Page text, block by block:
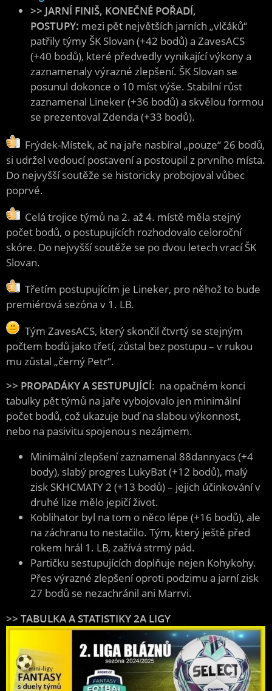
>> JARNÍ FINIŠ, KONEČNÉ POŘADÍ,
POSTUPY: mezi pět největších jarních „vlčáků“
patřily týmy ŠK Slovan (+42 bodů) a ZavesACS
(+40 bodů), které předvedly vynikající výkony a
zaznamenaly výrazné zlepšení. ŠK Slovan se
posunul dokonce o 10 míst výše. Stabilní růst
zaznamenal Lineker (+36 bodů) a skvělou formou
se prezentoval Zdenda (+33 bodů).
Frýdek-Místek, ač na jaře nasbíral „pouze“ 26 bodů,
si udržel vedoucí postavení a postoupil z prvního místa.
Do nejvyšší soutěže se historicky probojoval vůbec
poprvé.
Celá trojice týmů na 2. až 4. místě měla stejný
počet bodů, o postupujících rozhodovalo celoroční
skóre. Do nejvyšší soutěže se po dvou letech vrací ŠK
Slovan.
Třetím postupujícím je Lineker, pro něhož to bude
premiérová sezóna v 1. LB.
Tým ZavesACS, který skončil čtvrtý se stejným
počtem bodů jako třetí, zůstal bez postupu – v rukou
mu zůstal „černý Petr“.
>> PROPADÁKY A SESTUPUJÍCÍ: na opačném konci
tabulky pět týmů na jaře vybojovalo jen minimální
počet bodů, což ukazuje buď na slabou výkonnost,
nebo na pasivitu spojenou s nezájmem.
Minimální zlepšení zaznamenal 88dannyacs (+4
body), slabý progres LukyBat (+12 bodů), malý
zisk SKHCMATY 2 (+13 bodů) – jejich účinkování v
druhé lize mělo jepičí život.
Koblihator byl na tom o něco lépe (+16 bodů), ale
na záchranu to nestačilo. Tým, který ještě před
rokem hrál 1. LB, zažívá strmý pád.
Partičku sestupujících doplňuje nejen Kohykohy.
Přes výrazné zlepšení oproti podzimu a jarní zisk
27 bodů se nezachránil ani Marrvi.
>> TABULKA A STATISTIKY 2A LIGY